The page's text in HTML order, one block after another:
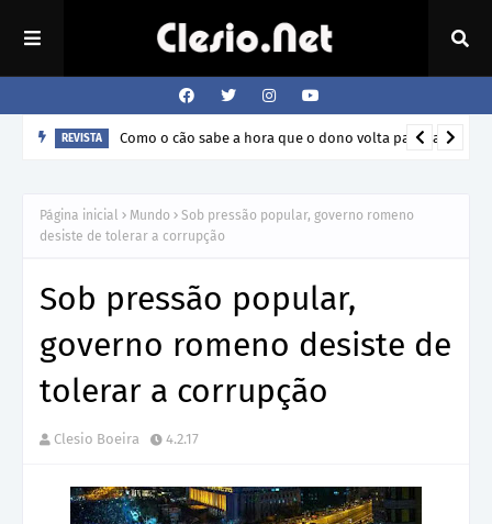
REVISTA Como o cão sabe a hora que o dono volta para casa?
Página inicial Mundo
Sob pressão popular, governo romeno
desiste de tolerar a corrupção
Sob pressão popular,
governo romeno desiste de
tolerar a corrupção
Clesio Boeira 4.2.17